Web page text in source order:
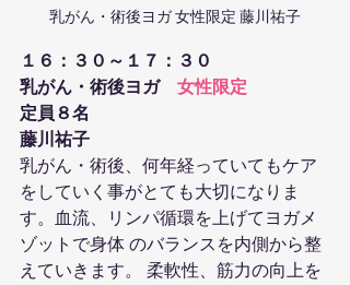
乳がん・術後ヨガ 女性限定 藤川祐子
１６：３０～１７：３０
乳がん・術後ヨガ 女性限定
定員８名
藤川祐子
乳がん・術後、何年経っていてもケア
をしていく事がとても大切になりま
す。血流、リンパ循環を上げてヨガメ
ゾットで身体 のバランスを内側から整
えていきます。 柔軟性、筋力の向上を